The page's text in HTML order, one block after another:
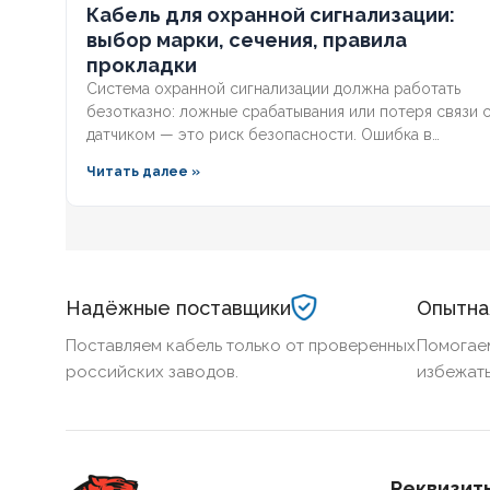
Кабель для охранной сигнализации:
выбор марки, сечения, правила
прокладки
Система охранной сигнализации должна работать
безотказно: ложные срабатывания или потеря связи с
датчиком — это риск безопасности. Ошибка в
ведёт к отказу при приёмке. Разберём пошаговый
Читать далее »
Надёжные поставщики
Поставляем кабель только от проверенных
российских заводов.